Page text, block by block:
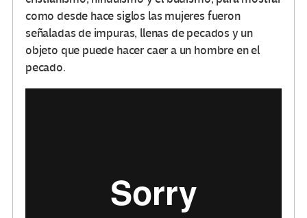
como desde hace siglos las mujeres fueron
señaladas de impuras, llenas de pecados y un
objeto que puede hacer caer a un hombre en el
pecado.